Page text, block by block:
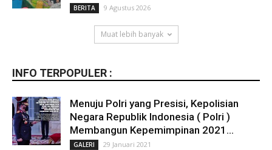
BERITA 9 Agustus 2026
Muat lebih banyak
INFO TERPOPULER :
Menuju Polri yang Presisi, Kepolisian
Negara Republik Indonesia ( Polri )
Membangun Kepemimpinan 2021...
GALERI 29 Januari 2021